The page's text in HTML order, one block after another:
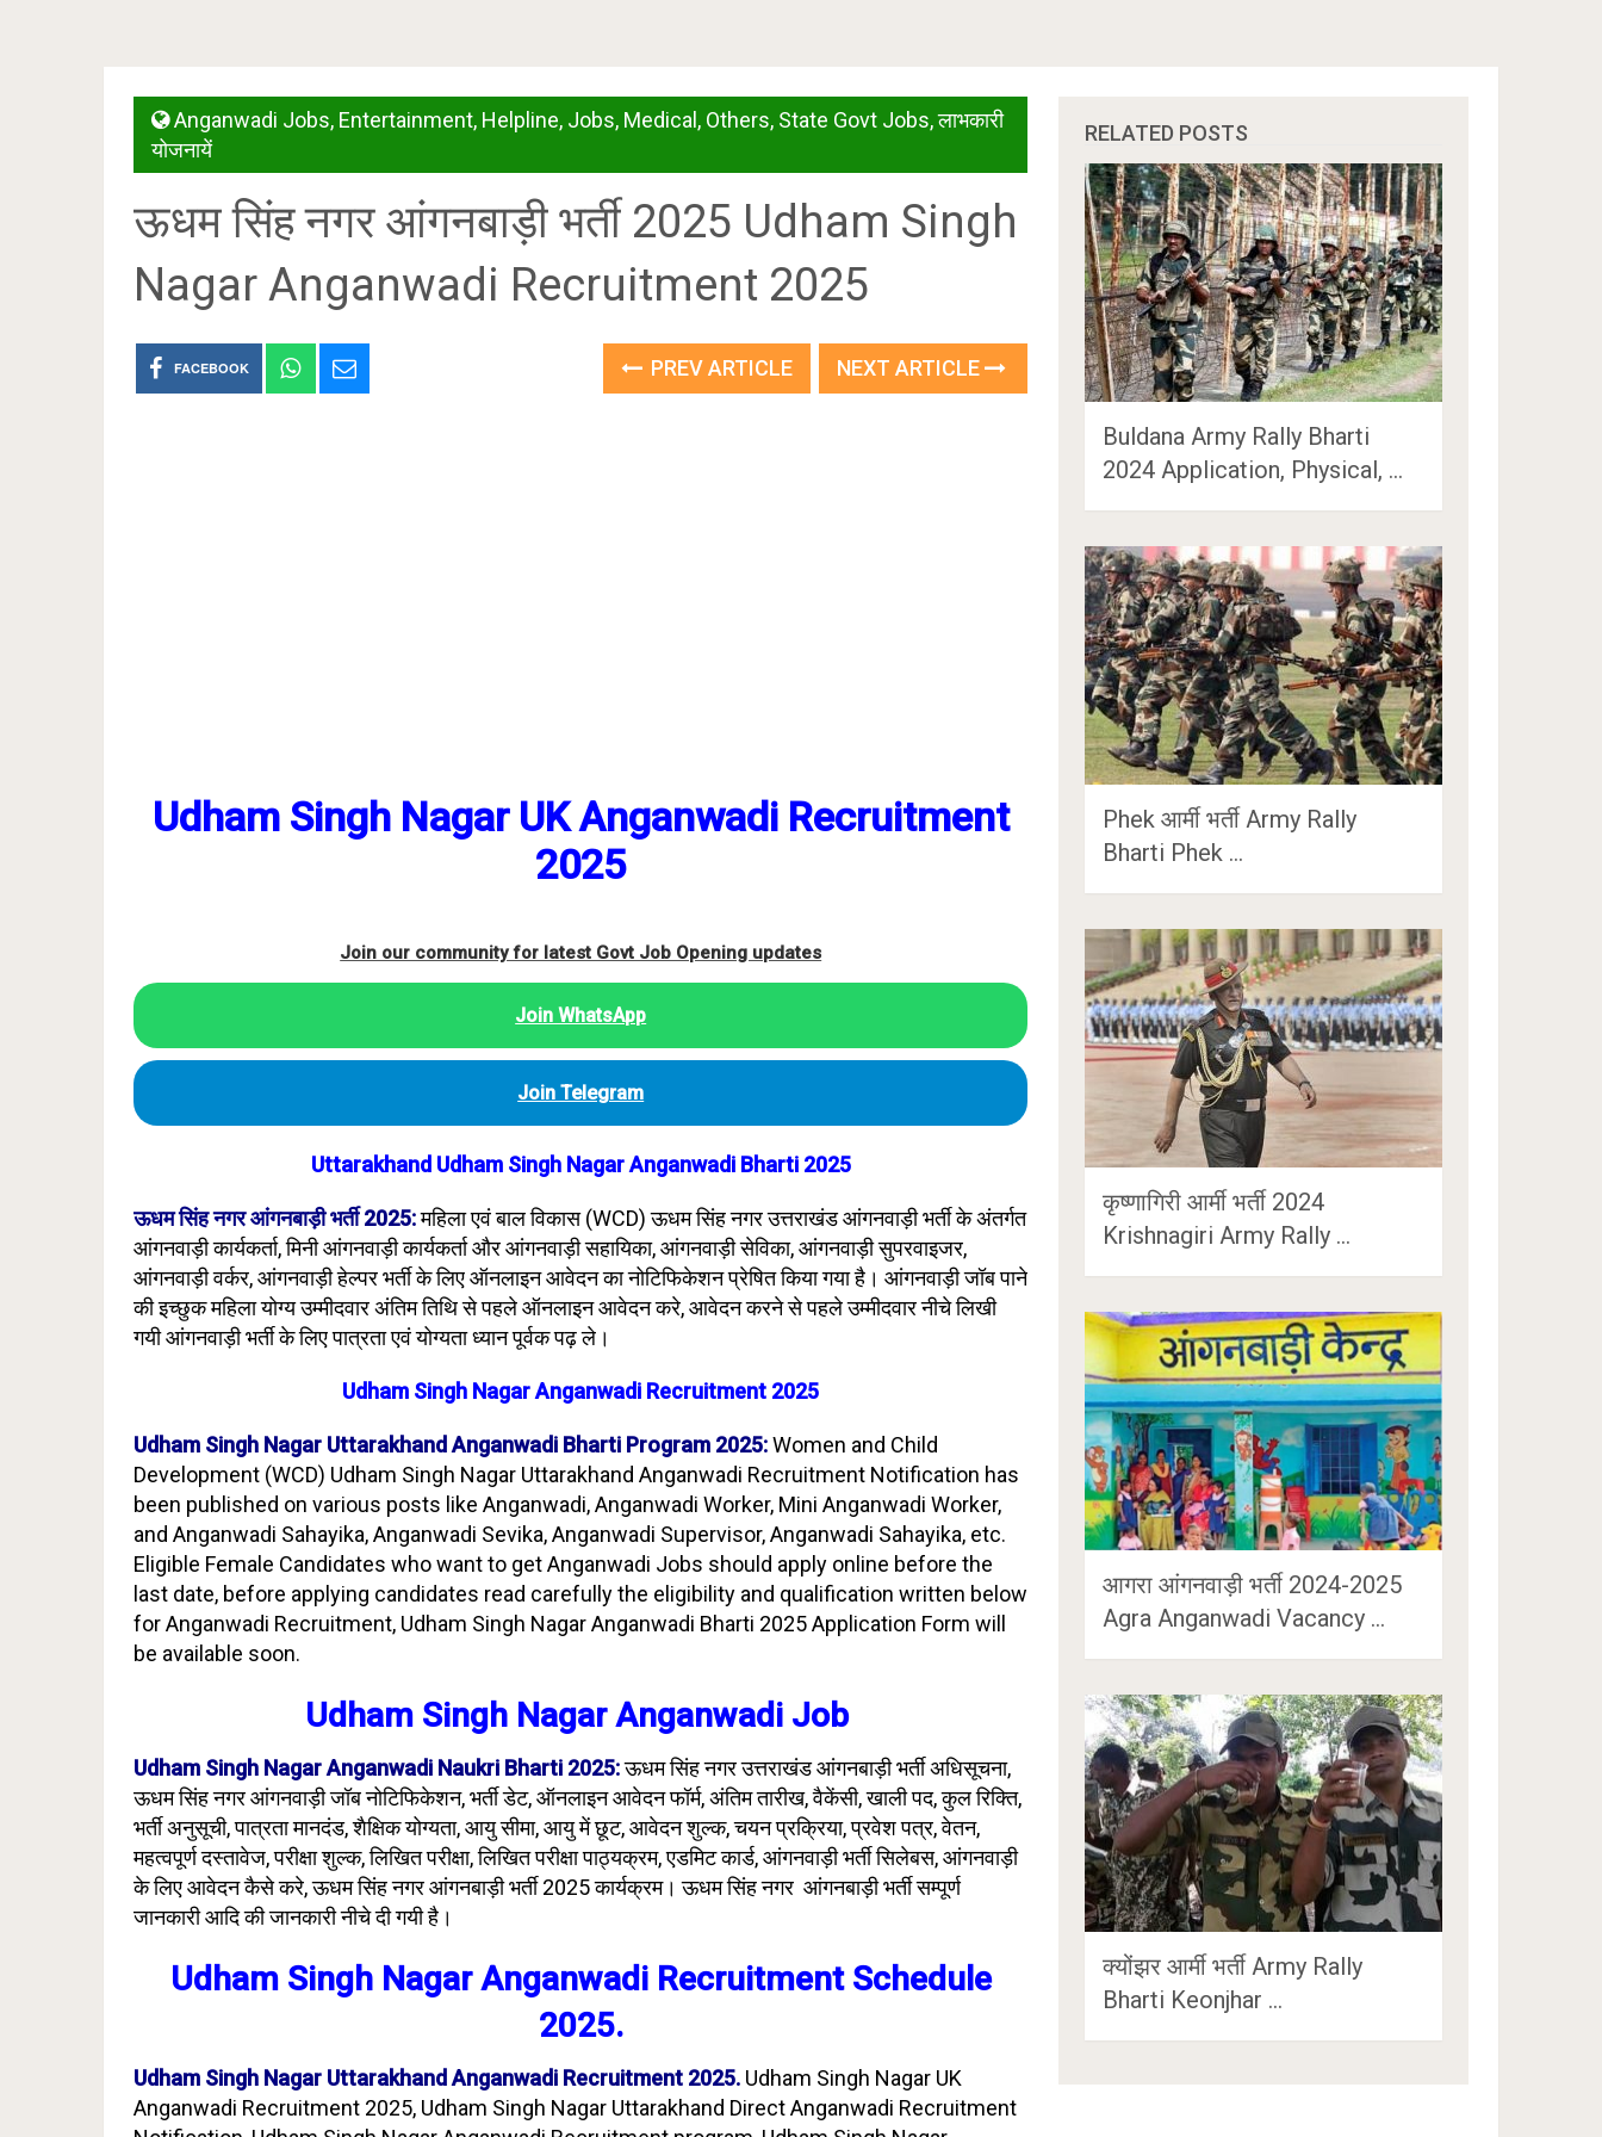
Anganwadi Jobs, Entertainment, Helpline, Jobs, Medical , Others, State Govt Jobs,लाभकारी
योजनायें
ऊधम सिंह नगर आंगनबाड़ी भर्ती 2025 Udham Singh
Nagar Anganwadi Recruitment 2025
FACEBOOK PREV ARTICLE NEXT ARTICLE
Udham Singh Nagar UK Anganwadi Recruitment
2025
Join our community for latest Govt Job Opening updates
Join WhatsApp
Join Telegram
Uttarakhand Udham Singh Nagar Anganwadi Bharti 2025
ऊधम सिंह नगर आंगनबाड़ी भर्ती 2025:महिला एवं बाल विकास (WCD) ऊधम सिंह नगर उत्तराखंड आंगनवाड़ी भर्ती के अंतर्गत
आंगनवाड़ी कार्यकर्ता, मिनी आंगनवाड़ी कार्यकर्ता और आंगनवाड़ी सहायिका, आंगनवाड़ी सेविका, आंगनवाड़ी सुपरवाइजर,
आंगनवाड़ी वर्कर, आंगनवाड़ी हेल्पर भर्ती के लिए ऑनलाइन आवेदन का नोटिफिकेशन प्रेषित किया गया है। आंगनवाड़ी जॉब पाने
की इच्छुक महिला योग्य उम्मीदवार अंतिम तिथि से पहले ऑनलाइन आवेदन करे, आवेदन करने से पहले उम्मीदवार नीचे लिखी
गयी आंगनवाड़ी भर्ती के लिए पात्रता एवं योग्यता ध्यान पूर्वक पढ़ ले।
Udham Singh Nagar Anganwadi Recruitment 2025
Udham Singh Nagar Uttarakhand Anganwadi Bharti Program 2025:Women and Child
Development (WCD) Udham Singh Nagar Uttarakhand Anganwadi Recruitment Notification has
been published on various posts like Anganwadi, Anganwadi Worker, Mini Anganwadi Worker,
and Anganwadi Sahayika, Anganwadi Sevika, Anganwadi Supervisor, Anganwadi Sahayika, etc.
Eligible Female Candidates who want to get Anganwadi Jobs should apply online before the
last date, before applying candidates read carefully the eligibility and qualification written below
for Anganwadi Recruitment, Udham Singh Nagar Anganwadi Bharti 2025 Application Form will
be available soon.
Udham Singh Nagar Anganwadi Job
Udham Singh Nagar Anganwadi Naukri Bharti 2025:ऊधम सिंह नगर उत्तराखंड आंगनबाड़ी भर्ती अधिसूचना,
ऊधम सिंह नगर आंगनवाड़ी जॉब नोटिफिकेशन, भर्ती डेट, ऑनलाइन आवेदन फॉर्म, अंतिम तारीख, वैकेंसी, खाली पद, कुल रिक्ति,
भर्ती अनुसूची, पात्रता मानदंड, शैक्षिक योग्यता, आयु सीमा, आयु में छूट, आवेदन शुल्क, चयन प्रक्रिया, प्रवेश पत्र, वेतन,
महत्वपूर्ण दस्तावेज, परीक्षा शुल्क, लिखित परीक्षा, लिखित परीक्षा पाठ्यक्रम, एडमिट कार्ड, आंगनवाड़ी भर्ती सिलेबस, आंगनवाड़ी
के लिए आवेदन कैसे करे, ऊधम सिंह नगर आंगनबाड़ी भर्ती 2025 कार्यक्रम। ऊधम सिंह नगर आंगनबाड़ी भर्ती सम्पूर्ण
जानकारी आदि की जानकारी नीचे दी गयी है।
Udham Singh Nagar Anganwadi Recruitment Schedule
2025.
Udham Singh Nagar Uttarakhand Anganwadi Recruitment 2025. Udham Singh Nagar UK
Anganwadi Recruitment 2025, Udham Singh Nagar Uttarakhand Direct Anganwadi Recruitment
RELATED POSTS
Buldana Army Rally Bharti
2024 Application, Physical, …
Phek आर्मी भर्ती Army Rally
Bharti Phek …
कृष्णागिरी आर्मी भर्ती 2024
Krishnagiri Army Rally …
आगरा आंगनवाड़ी भर्ती 2024-2025
Agra Anganwadi Vacancy …
क्योंझर आर्मी भर्ती Army Rally
Bharti Keonjhar …